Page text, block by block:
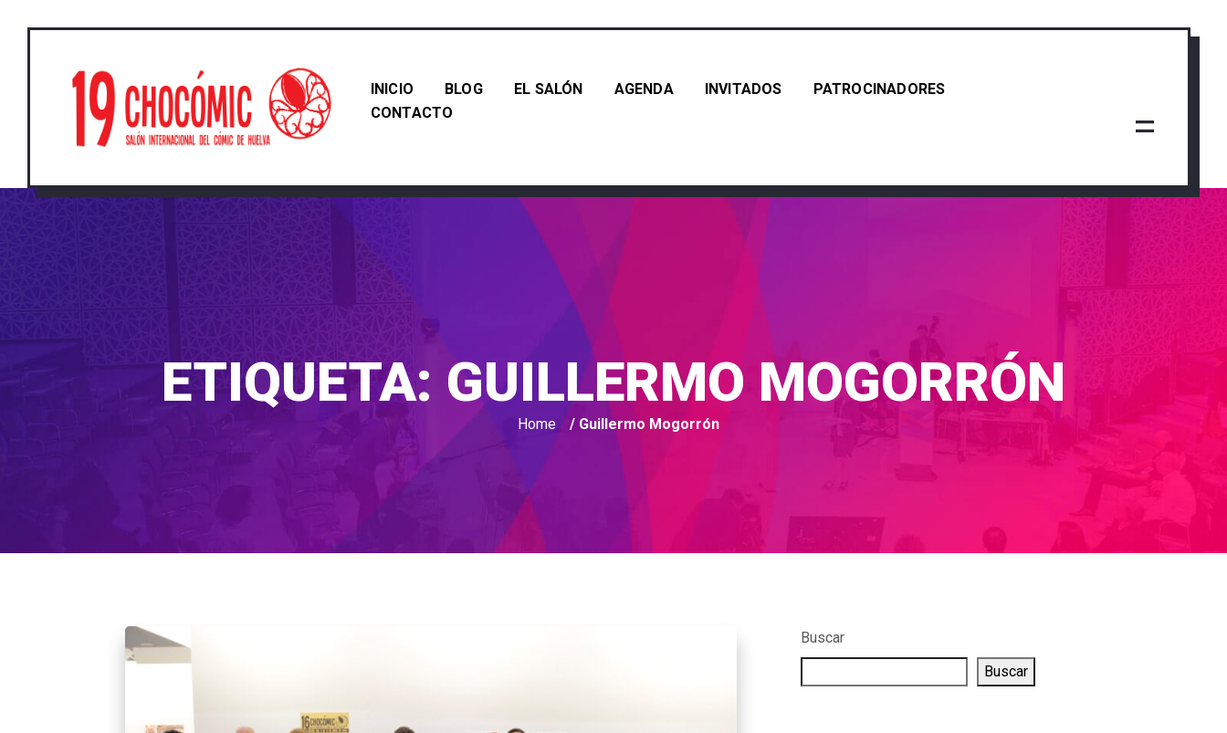
INICIO BLOG EL SALÓN AGENDA INVITADOS
PATROCINADORES
CONTACTO
ETIQUETA: GUILLERMO MOGORRÓN
Home / Guillermo Mogorrón
Buscar
Buscar